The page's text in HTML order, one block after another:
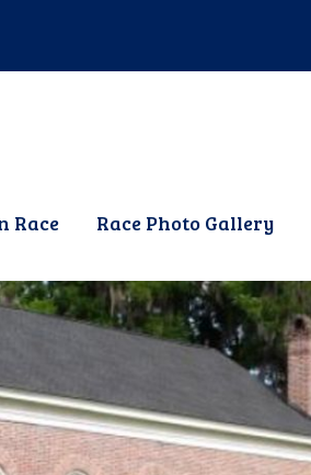
Race Race Photo Gallery